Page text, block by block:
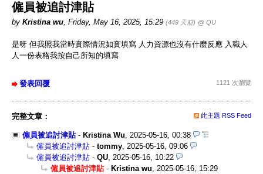
僱員被追討津貼
by Kristina wu, Friday, May 16, 2025, 15:29 (449 天前) @ QU
是呀 但我照我當時實際情況如實填寫 人力資源也沒有什麼反應 入職人
人一份表格我按自己所知的填寫
發表回覆 1121 次瀏覽
完整文章： 此主題 RSS Feed
僱員被追討津貼- Kristina Wu
2025-05-16, 00:38
僱員被追討津貼 - tommy 2025-05-16, 09:06
僱員被追討津貼 - QU 2025-05-16, 10:22
僱員被追討津貼- Kristina wu
2025-05-16, 15:29